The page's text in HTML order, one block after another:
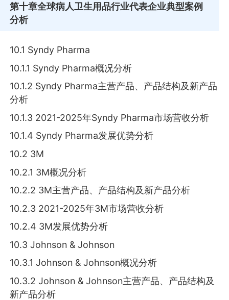
第十章全球病人卫生用品行业代表企业典型案例
分析
10.1 Syndy Pharma
10.1.1 Syndy Pharma概况分析
10.1.2 Syndy Pharma主营产品、产品结构及新产品
分析
10.1.3 2021-2025年Syndy Pharma市场营收分析
10.1.4 Syndy Pharma发展优势分析
10.2 3M
10.2.1 3M概况分析
10.2.2 3M主营产品、产品结构及新产品分析
10.2.3 2021-2025年3M市场营收分析
10.2.4 3M发展优势分析
10.3 Johnson & Johnson
10.3.1 Johnson & Johnson概况分析
10.3.2 Johnson & Johnson主营产品、产品结构及
新产品分析